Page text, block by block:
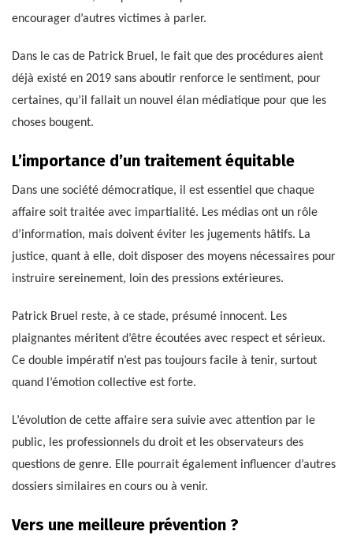
encourager d’autres victimes à parler.
Dans le cas de Patrick Bruel, le fait que des procédures aient
déjà existé en 2019 sans aboutir renforce le sentiment, pour
certaines, qu’il fallait un nouvel élan médiatique pour que les
choses bougent.
L’importance d’un traitement équitable
Dans une société démocratique, il est essentiel que chaque
affaire soit traitée avec impartialité. Les médias ont un rôle
d’information, mais doivent éviter les jugements hâtifs. La
justice, quant à elle, doit disposer des moyens nécessaires pour
instruire sereinement, loin des pressions extérieures.
Patrick Bruel reste, à ce stade, présumé innocent. Les
plaignantes méritent d’être écoutées avec respect et sérieux.
Ce double impératif n’est pas toujours facile à tenir, surtout
quand l’émotion collective est forte.
L’évolution de cette affaire sera suivie avec attention par le
public, les professionnels du droit et les observateurs des
questions de genre. Elle pourrait également influencer d’autres
dossiers similaires en cours ou à venir.
Vers une meilleure prévention ?